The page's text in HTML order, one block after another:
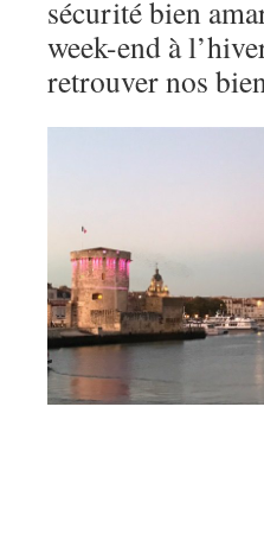
sécurité bien
week-end à
retrouver nos